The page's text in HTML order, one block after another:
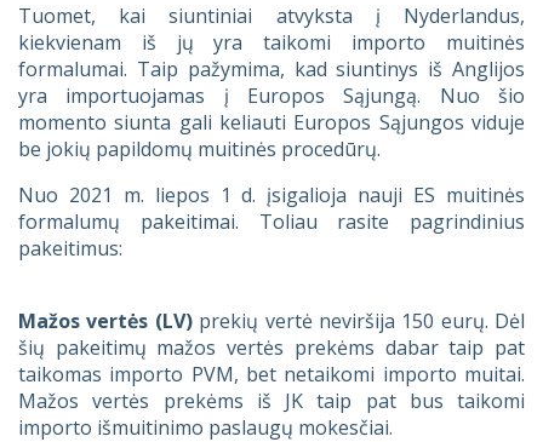
Tuomet, kai siuntiniai atvyksta į Nyderlandus,
kiekvienam iš jų yra taikomi importo muitinės
formalumai. Taip pažymima, kad siuntinys iš Anglijos
yra importuojamas į Europos Sąjungą. Nuo šio
momento siunta gali keliauti Europos Sąjungos viduje
be jokių papildomų muitinės procedūrų.
Nuo 2021 m. liepos 1 d. įsigalioja nauji ES muitinės
formalumų pakeitimai. Toliau rasite pagrindinius
pakeitimus:
Mažos vertės (LV)prekių vertė neviršija 150 eurų. Dėl
šių pakeitimų mažos vertės prekėms dabar taip pat
taikomas importo PVM, bet netaikomi importo muitai.
Mažos vertės prekėms iš JK taip pat bus taikomi
importo išmuitinimo paslaugų mokesčiai.